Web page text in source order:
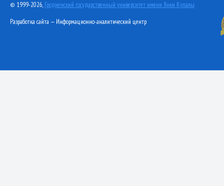
© 1999-2026, Гродненский государственный университет имени Янки Купалы
Разработка сайта — Информационно-аналитический центр